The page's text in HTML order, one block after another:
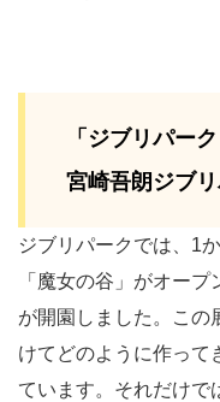
「ジブリパー
宮崎吾朗ジブ
ジブリパークでは、1
「魔女の谷」がオー
が開園しました。この
けてどのように作って
ています。それだけで